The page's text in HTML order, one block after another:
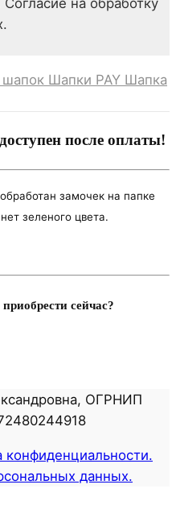
Шапки PAY Шапка
после оплаты!
замочек на папке
зеленого цвета.
сейчас?
ОГРНИП
данных.